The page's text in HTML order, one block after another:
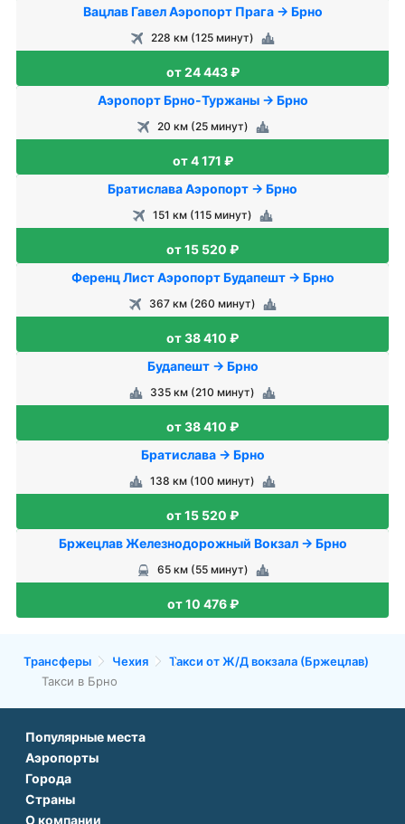
Вацлав Гавел Аэропорт Прага → Брно
228 км (125 минут)
от 24 443 ₽
Аэропорт Брно-Туржаны → Брно
20 км (25 минут)
от 4 171 ₽
Братислава Аэропорт → Брно
151 км (115 минут)
от 15 520 ₽
Ференц Лист Аэропорт Будапешт → Брно
367 км (260 минут)
от 38 410 ₽
Будапешт → Брно
335 км (210 минут)
от 38 410 ₽
Братислава → Брно
138 км (100 минут)
от 15 520 ₽
Бржецлав Железнодорожный Вокзал → Брно
65 км (55 минут)
от 10 476 ₽
Трансферы Чехия
Такси от Ж/Д вокзала (Бржецлав)
Такси в Брно
Популярные места
Аэропорт Подгорицы
Аэропорт Белграда
Аэропорт Дубая
Аэропорты
Аэропорт Антальи
Аэропорт Тбилиси
Города
Трансфер в Париже
Страны
О компании